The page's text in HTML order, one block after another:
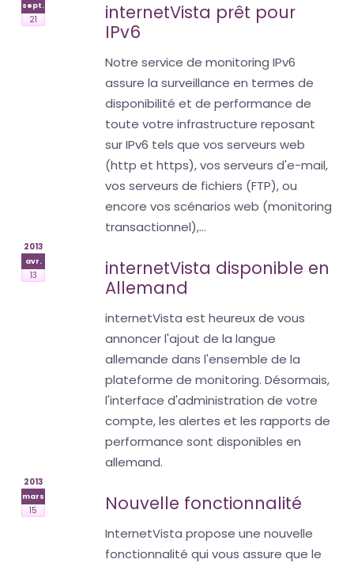
sept.
21
internetVista prêt pour
IPv6
Notre service de monitoring IPv6
assure la surveillance en termes de
disponibilité et de performance de
toute votre infrastructure reposant
sur IPv6 tels que vos serveurs web
(http et https), vos serveurs d'e-mail,
vos serveurs de fichiers (FTP), ou
encore vos scénarios web (monitoring
transactionnel),...
2013
avr.
13
internetVista disponible en
Allemand
internetVista est heureux de vous
annoncer l'ajout de la langue
allemande dans l'ensemble de la
plateforme de monitoring. Désormais,
l'interface d'administration de votre
compte, les alertes et les rapports de
performance sont disponibles en
allemand.
2013
mars
15 Nouvelle fonctionnalité
InternetVista propose une nouvelle
fonctionnalité qui vous assure que le